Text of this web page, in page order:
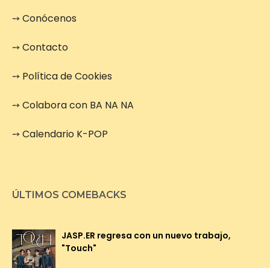
➙Conócenos
➙Contacto
➙ Política de Cookies
➙Colabora con BA NA NA
➙Calendario K-POP
ÚLTIMOS COMEBACKS
JASP.ER regresa con un nuevo trabajo,
"Touch"